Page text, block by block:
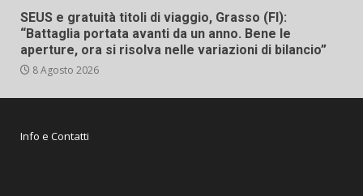
SEUS e gratuità titoli di viaggio, Grasso (FI):
“Battaglia portata avanti da un anno. Bene le
aperture, ora si risolva nelle variazioni di bilancio”
8 Agosto 2026
Info e Contatti